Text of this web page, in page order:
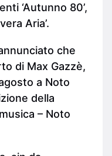
‘Autunno 80’,
Aria’.
che
di Max Gazzè,
a Noto
della
– Noto